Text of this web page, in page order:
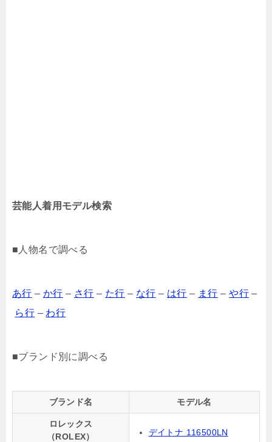
芸能人着用モデル検索
■人物名で調べる
あ行 –か行 – さ行 – た行 – な行 – は行 – ま行 –や行–
ら行 – わ行
■ブランド別に調べる
ブランド名 モデル名
ロレックス
（ROLEX）
デイトナ 116500LN